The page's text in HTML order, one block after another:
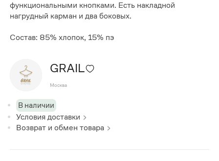
функциональными кнопками. Есть накладной
нагрудный карман и два боковых.
Состав: 85% хлопок, 15% пэ
GRAIL
Москва
В наличии
Условия доставки
Возврат и обмен товара